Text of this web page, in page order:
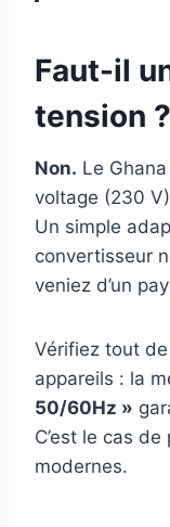
Faut-il
tension ?
Non. Le
voltage (230
Un simple
convertisseur
veniez d’un
Vérifiez tout
appareils : la
50/60Hz »
C’est le cas
modernes.